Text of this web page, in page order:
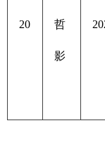
20 哲
影